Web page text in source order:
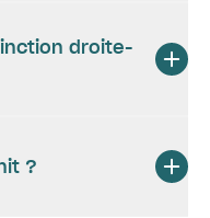
droite-
?